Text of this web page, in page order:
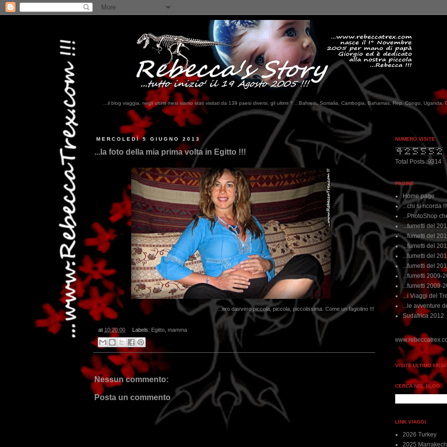
...il blog viaggia, negli ultimi mesi siamo stati visitati da 139 paesi diversi, gli ultimi ? ...Bahrein, Somalia, Cambogia, Bahamas, Rep. Congo, Uganda,
...qui trovate il
MERCOLEDÌ 5 GIUGNO 2013
...la foto della mia prima volta in Egitto !!!
...ero davvero piccola, piccola, piccolissima. Come un fagiolino !!!
at 10:20:00 Labels: Egitto, mamma
Nessun commento:
Posta un commento
NUMERO VISITE
Total Posts :9314
PAGINE
Home page
...chi si ricorda !!!
...PhotoShop
...fumetti del
...fumetti del
...fumetti del
...fumetti del
...fumetti del
...fumetti 2009-
...fumetti 2009-
...i Viaggi del
...le avventure
Sudafrica 2012
VISITE ULTIMO MESE
CERCA NEL BLOG
LINK VIAGGI
2026 Turkey
2025